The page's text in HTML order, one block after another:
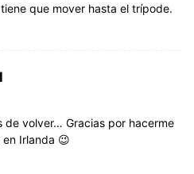
que mover hasta el trípode.
de volver… Gracias por hacerme
Irlanda 😉